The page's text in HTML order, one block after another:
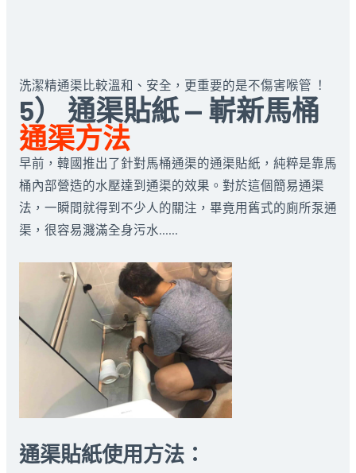
洗潔精通渠比較溫和、安全，更重要的是不傷害喉管 ！
5） 通渠貼紙 — 嶄新馬桶
通渠方法
早前，韓國推出了針對馬桶通渠的通渠貼紙，純粹是靠馬
桶內部營造的水壓達到通渠的效果。對於這個簡易通渠
法，一瞬間就得到不少人的關注，畢竟用舊式的廁所泵通
渠，很容易濺滿全身污水……
通渠貼紙使用方法：